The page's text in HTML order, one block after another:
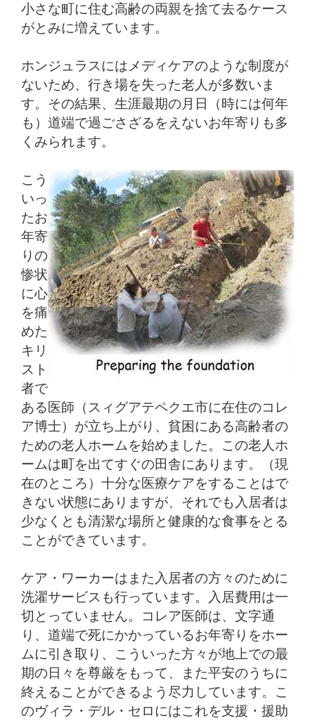
小さな町に住む高齢の両親を捨て去るケース
がとみに増えています。
ホンジュラスにはメディケアのような制度が
ないため、行き場を失った老人が多数いま
す。その結果、生涯最期の月日（時には何年
も）道端で過ごさざるをえないお年寄りも多
くみられます。
こう
いっ
たお
年寄
りの
惨状
に心
を痛
めた
キリ
スト
者で
ある医師（スィグアテペクエ市に在住のコレ
ア博士）が立ち上がり、貧困にある高齢者の
ための老人ホームを始めました。この老人ホ
ームは町を出てすぐの田舎にあります。（現
在のところ）十分な医療ケアをすることはで
きない状態にありますが、それでも入居者は
少なくとも清潔な場所と健康的な食事をとる
ことができています。
ケア・ワーカーはまた入居者の方々のために
洗濯サービスも行っています。入居費用は一
切とっていません。コレア医師は、文字通
り、道端で死にかかっているお年寄りをホー
ムに引き取り、こういった方々が地上での最
期の日々を尊厳をもって、また平安のうちに
終えることができるよう尽力しています。こ
のヴィラ・デル・セロにはこれを支援・援助